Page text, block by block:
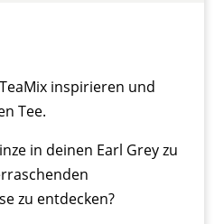
inspirieren und
Tee.
in deinen Earl Grey zu
zu entdecken?